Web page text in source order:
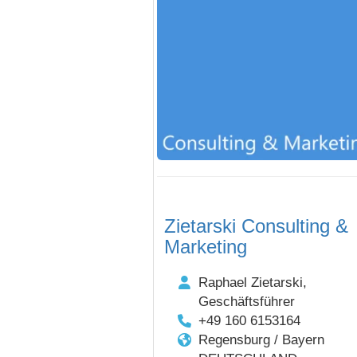
Zietarski Consulting &
Marketing
Raphael Zietarski,
Geschäftsführer
+49 160 6153164
Regensburg / Bayern